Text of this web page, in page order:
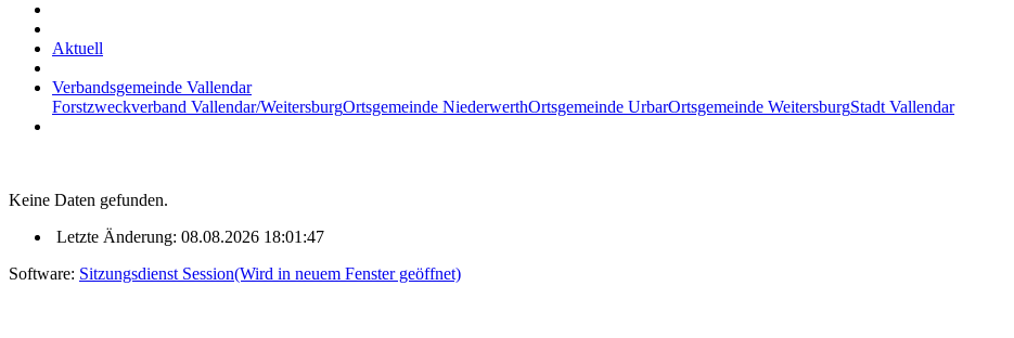
Aktuell
Verbandsgemeinde Vallendar
Forstzweckverband Vallendar/WeitersburgOrtsgemeinde NiederwerthOrtsgemeinde UrbarOrtsgemeinde WeitersburgStadt Vallendar
Keine Daten gefunden.
Letzte Änderung: 08.08.2026 18:01:47
Software: Sitzungsdienst Session(Wird in neuem Fenster geöffnet)